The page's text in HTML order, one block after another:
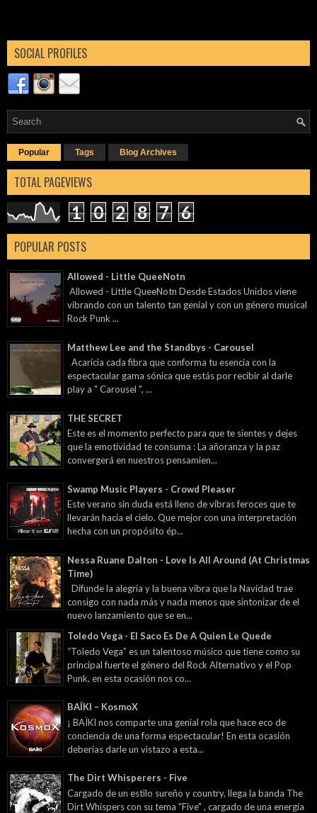
SOCIAL PROFILES
Popular Tags Blog Archives
TOTAL PAGEVIEWS
1 0 2 8 7 6
POPULAR POSTS
Allowed - Little QueeNotn
Allowed - Little QueeNotn Desde Estados Unidos viene
vibrando con un talento tan genial y con un género musical
Rock Punk ...
Matthew Lee and the Standbys - Carousel
Acaricia cada fibra que conforma tu esencia con la
espectacular gama sónica que estás por recibir al darle
play a " Carousel ", ...
THE SECRET
Este es el momento perfecto para que te sientes y dejes
que la emotividad te consuma : La añoranza y la paz
convergerá en nuestros pensamien...
Swamp Music Players - Crowd Pleaser
Este verano sin duda está lleno de vibras feroces que te
llevarán hacia el cielo. Que mejor con una interpretación
hecha con un propósito ép...
Nessa Ruane Dalton - Love Is All Around (At Christmas
Time)
Difunde la alegría y la buena vibra que la Navidad trae
consigo con nada más y nada menos que sintonizar de el
nuevo lanzamiento que se en...
Toledo Vega - El Saco Es De A Quien Le Quede
“Toledo Vega” es un talentoso músico que tiene como su
principal fuerte el género del Rock Alternativo y el Pop
Punk, en esta ocasión nos co...
BAÏKI – KosmoX
¡ BAÏKI nos comparte una genial rola que hace eco de
conciencia de una forma espectacular! En esta ocasión
deberías darle un vistazo a esta...
The Dirt Whisperers - Five
Cargado de un estilo sureño y country, llega la banda The
Dirt Whispers con su tema "Five" , cargado de una energía